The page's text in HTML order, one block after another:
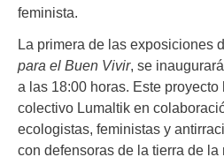
feminista.
La primera de las exposiciones
para el Buen Vivir, se
a las 18:00 horas. Este
colectivo Lumaltik en
ecologistas, feministas y
con defensoras de la tierra de